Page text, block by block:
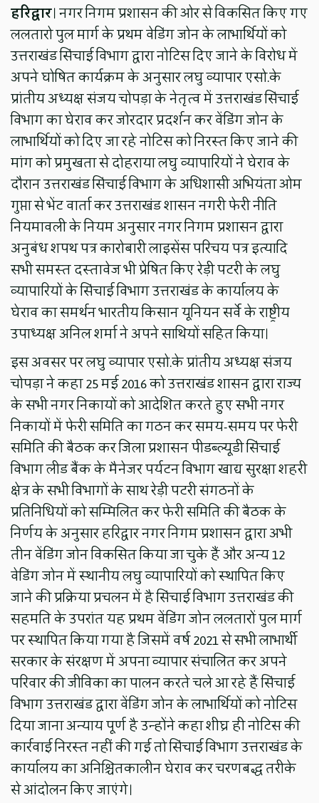
हरिद्वार। नगर निगम प्रशासन की ओर से विकसित किए गए
ललतारो पुल मार्ग के प्रथम वेडिंग जोन के लाभार्थियों को
उत्तराखंड सिंचाई विभाग द्वारा नोटिस दिए जाने के विरोध में
अपने घोषित कार्यक्रम के अनुसार लघु व्यापार एसो.के
प्रांतीय अध्यक्ष संजय चोपड़ा के नेतृत्व में उत्तराखंड सिंचाई
विभाग का घेराव कर जोरदार प्रदर्शन कर वेंडिंग जोन के
लाभार्थियों को दिए जा रहे नोटिस को निरस्त किए जाने की
मांग को प्रमुखता से दोहराया लघु व्यापारियों ने घेराव के
दौरान उत्तराखंड सिंचाई विभाग के अधिशासी अभियंता ओम
गुप्ता से भेंट वार्ता कर उत्तराखंड शासन नगरी फेरी नीति
नियमावली के नियम अनुसार नगर निगम प्रशासन द्वारा
अनुबंध शपथ पत्र कारोबारी लाइसेंस परिचय पत्र इत्यादि
सभी समस्त दस्तावेज भी प्रेषित किए रेड़ी पटरी के लघु
व्यापारियों के सिंचाई विभाग उत्तराखंड के कार्यालय के
घेराव का समर्थन भारतीय किसान यूनियन सर्वे के राष्ट्रीय
उपाध्यक्ष अनिल शर्मा ने अपने साथियों सहित किया।
इस अवसर पर लघु व्यापार एसो.के प्रांतीय अध्यक्ष संजय
चोपड़ा ने कहा 25 मई 2016 को उत्तराखंड शासन द्वारा राज्य
के सभी नगर निकायों को आदेशित करते हुए सभी नगर
निकायों में फेरी समिति का गठन कर समय-समय पर फेरी
समिति की बैठक कर जिला प्रशासन पीडब्ल्यूडी सिंचाई
विभाग लीड बैंक के मैनेजर पर्यटन विभाग खाद्य सुरक्षा शहरी
क्षेत्र के सभी विभागों के साथ रेड़ी पटरी संगठनों के
प्रतिनिधियों को सम्मिलित कर फेरी समिति की बैठक के
निर्णय के अनुसार हरिद्वार नगर निगम प्रशासन द्वारा अभी
तीन वेंडिंग जोन विकसित किया जा चुके हैं और अन्य 12
वेडिंग जोन में स्थानीय लघु व्यापारियों को स्थापित किए
जाने की प्रक्रिया प्रचलन में है सिंचाई विभाग उत्तराखंड की
सहमति के उपरांत यह प्रथम वेंडिंग जोन ललतारों पुल मार्ग
पर स्थापित किया गया है जिसमें वर्ष 2021 से सभी लाभार्थी
सरकार के संरक्षण में अपना व्यापार संचालित कर अपने
परिवार की जीविका का पालन करते चले आ रहे हैं सिंचाई
विभाग उत्तराखंड द्वारा वेंडिंग जोन के लाभार्थियों को नोटिस
दिया जाना अन्याय पूर्ण है उन्होंने कहा शीघ्र ही नोटिस की
कार्रवाई निरस्त नहीं की गई तो सिंचाई विभाग उत्तराखंड के
कार्यालय का अनिश्चितकालीन घेराव कर चरणबद्ध तरीके
से आंदोलन किए जाएंगे।